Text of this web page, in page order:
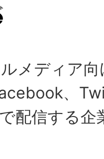
メディア
、
配信する企